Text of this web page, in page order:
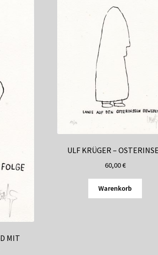
MIT
ULF KRÜGER –
60,00€
Warenkorb